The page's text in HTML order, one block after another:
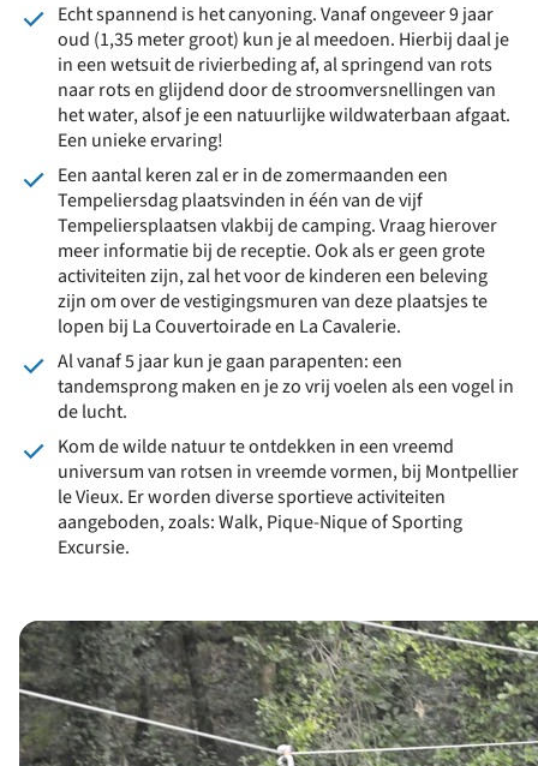
Echt spannend is het canyoning. Vanaf ongeveer 9 jaar
oud (1,35 meter groot) kun je al meedoen. Hierbij daal je
in een wetsuit de rivierbeding af, al springend van rots
naar rots en glijdend door de stroomversnellingen van
het water, alsof je een natuurlijke wildwaterbaan afgaat.
Een unieke ervaring!
Een aantal keren zal er in de zomermaanden een
Tempeliersdag plaatsvinden in één van de vijf
Tempeliersplaatsen vlakbij de camping. Vraag hierover
meer informatie bij de receptie. Ook als er geen grote
activiteiten zijn, zal het voor de kinderen een beleving
zijn om over de vestigingsmuren van deze plaatsjes te
lopen bij La Couvertoirade en La Cavalerie.
Al vanaf 5 jaar kun je gaan parapenten: een
tandemsprong maken en je zo vrij voelen als een vogel in
de lucht.
Kom de wilde natuur te ontdekken in een vreemd
universum van rotsen in vreemde vormen, bij Montpellier
le Vieux. Er worden diverse sportieve activiteiten
aangeboden, zoals: Walk, Pique-Nique of Sporting
Excursie.